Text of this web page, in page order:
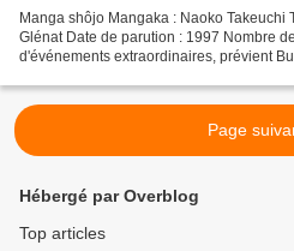
Manga shôjo Mangaka : Naoko Takeuchi
Glénat Date de parution : 1997 Nombre
d'événements extraordinaires, prévient
Page
Hébergé par Overblog
Top articles